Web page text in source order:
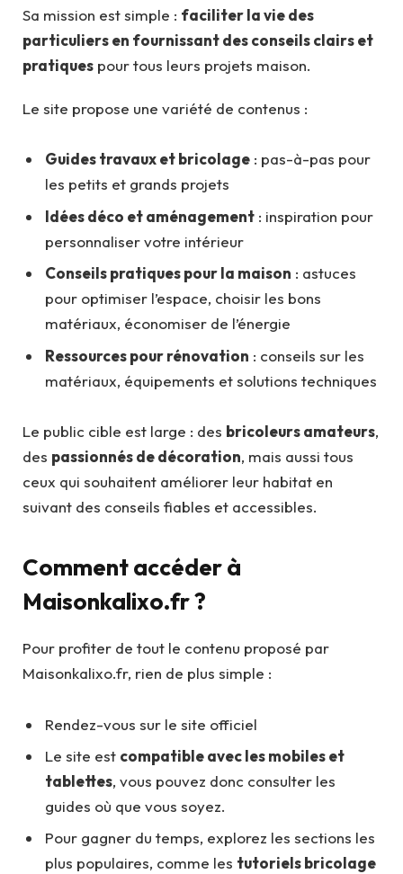
Sa mission est simple : faciliter la vie des
particuliers en fournissant des conseils clairs et
pratiques pour tous leurs projets maison.
Le site propose une variété de contenus :
Guides travaux et bricolage : pas-à-pas pour
les petits et grands projets
Idées déco et aménagement : inspiration pour
personnaliser votre intérieur
Conseils pratiques pour la maison : astuces
pour optimiser l’espace, choisir les bons
matériaux, économiser de l’énergie
Ressources pour rénovation : conseils sur les
matériaux, équipements et solutions techniques
Le public cible est large : des bricoleurs amateurs,
des passionnés de décoration, mais aussi tous
ceux qui souhaitent améliorer leur habitat en
suivant des conseils fiables et accessibles.
Comment accéder à
Maisonkalixo.fr ?
Pour profiter de tout le contenu proposé par
Maisonkalixo.fr, rien de plus simple :
Rendez-vous sur le site officiel
Le site est compatible avec les mobiles et
tablettes, vous pouvez donc consulter les
guides où que vous soyez.
Pour gagner du temps, explorez les sections les
plus populaires, comme les tutoriels bricolage